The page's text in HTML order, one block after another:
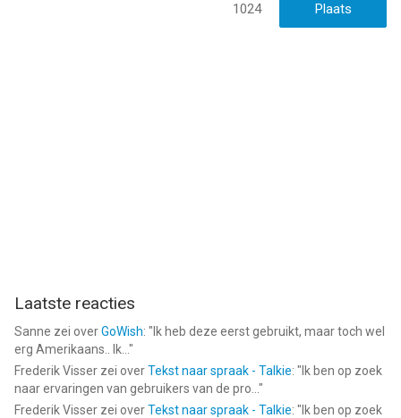
1024
Laatste reacties
Sanne zei overGoWish: " Ik heb deze eerst gebruikt, maar toch wel
erg Amerikaans.. Ik... "
Frederik Visser zei overTekst naar spraak - Talkie: " Ik ben op zoek
naar ervaringen van gebruikers van de pro... "
Frederik Visser zei overTekst naar spraak - Talkie: " Ik ben op zoek